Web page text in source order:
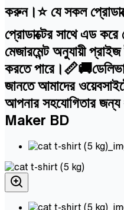
করুন।⭐ যে সকল
প্রোডাক্টের সাথে এড করে
মেজারমেন্ট অনুযায়ী
করতে
জানতে আমাদের
আপনার সহযোগিতার
Maker BD